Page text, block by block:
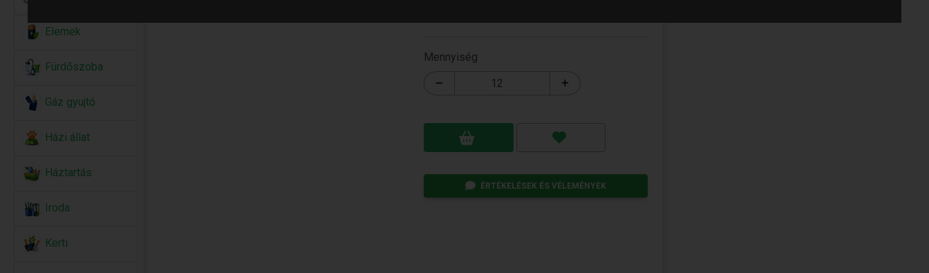
Elemek
Fürdőszoba
Gáz gyujtó
Házi állat
Háztartás
Iroda
Kerti
Mennyiség
ÉRTÉKELÉSEK ÉS VÉLEMÉNYEK